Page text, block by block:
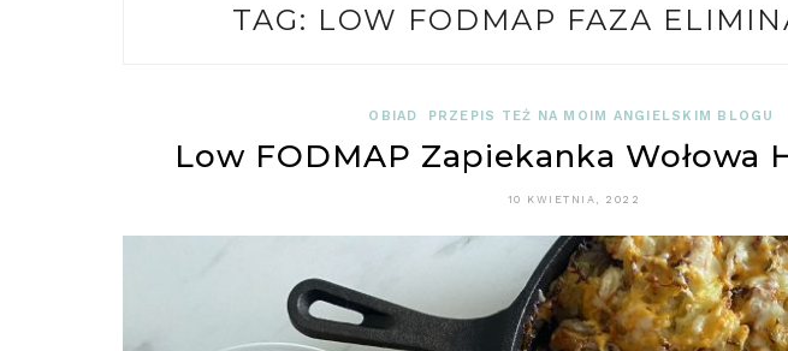
TAG: LOW FODMAP FAZA
OBIAD PRZEPIS TEŻ NA MOIM ANGIELSKIM BLOGU
Low FODMAP Zapiekanka Wołowa
10 KWIETNIA, 2022